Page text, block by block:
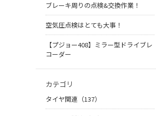
ブレーキ周りの点検&交換作業！
空気圧点検はとても大事！
【プジョー408】ミラー型ドライブレ
コーダー
カテゴリ
タイヤ関連（137）